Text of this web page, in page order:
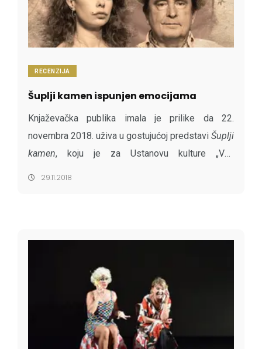
RECENZIJA
Šuplji kamen ispunjen emocijama
Knjaževačka publika imala je prilike da 22.
novembra 2018. uživa u gostujućoj predstavi Šuplji
kamen, koju je za Ustanovu kulture „Vuk
29.11.2018